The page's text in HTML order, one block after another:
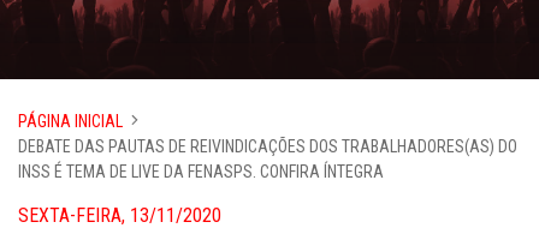
PÁGINA INICIAL
DEBATE DAS PAUTAS DE REIVINDICAÇÕES DOS TRABALHADORES(AS) DO
INSS É TEMA DE LIVE DA FENASPS. CONFIRA ÍNTEGRA
SEXTA-FEIRA, 13/11/2020